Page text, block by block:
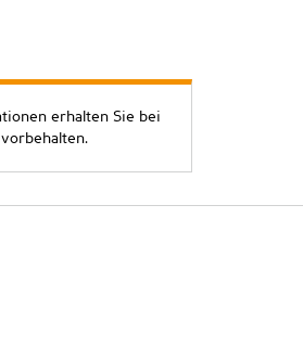
erhalten Sie bei